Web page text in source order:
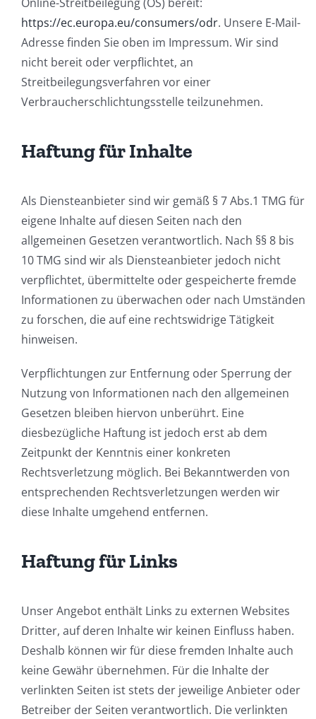
https://ec.europa.eu/consumers/odr. Unsere E-Mail-
Adresse finden Sie oben im Impressum. Wir sind
nicht bereit oder verpflichtet, an
Streitbeilegungsverfahren vor einer
Verbraucherschlichtungsstelle teilzunehmen.
Haftung für Inhalte
Als Diensteanbieter sind wir gemäß § 7 Abs.1 TMG für
eigene Inhalte auf diesen Seiten nach den
allgemeinen Gesetzen verantwortlich. Nach §§ 8 bis
10 TMG sind wir als Diensteanbieter jedoch nicht
verpflichtet, übermittelte oder gespeicherte fremde
Informationen zu überwachen oder nach Umständen
zu forschen, die auf eine rechtswidrige Tätigkeit
hinweisen.
Verpflichtungen zur Entfernung oder Sperrung der
Nutzung von Informationen nach den allgemeinen
Gesetzen bleiben hiervon unberührt. Eine
diesbezügliche Haftung ist jedoch erst ab dem
Zeitpunkt der Kenntnis einer konkreten
Rechtsverletzung möglich. Bei Bekanntwerden von
entsprechenden Rechtsverletzungen werden wir
diese Inhalte umgehend entfernen.
Haftung für Links
Unser Angebot enthält Links zu externen Websites
Dritter, auf deren Inhalte wir keinen Einfluss haben.
Deshalb können wir für diese fremden Inhalte auch
keine Gewähr übernehmen. Für die Inhalte der
verlinkten Seiten ist stets der jeweilige Anbieter oder
Betreiber der Seiten verantwortlich. Die verlinkten